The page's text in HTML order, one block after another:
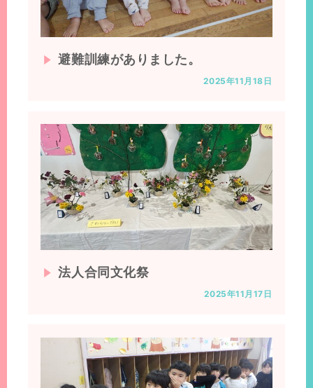
避難訓練がありました。
2025年11月18日
法人合同文化祭
2025年11月17日